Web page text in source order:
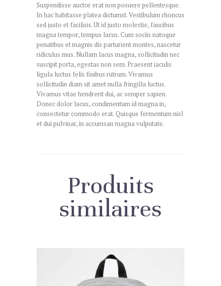
Suspendisse auctor erat non posuere pellentesque.
In hac habitasse platea dictumst. Vestibulum rhoncus
sed justo et facilisis. Ut id justo molestie, faucibus
magna tempor, tempus lacus. Cum sociis natoque
penatibus et magnis dis parturient montes, nascetur
ridiculus mus. Nullam lacus magna, sollicitudin nec
suscipit porta, egestas non sem. Praesent iaculis
ligula luctus felis finibus rutrum. Vivamus
sollicitudin diam sit amet nulla fringilla luctus.
Vivamus vitae hendrerit dui, ac semper sapien.
Donec dolor lacus, condimentum id magna in,
consectetur commodo erat. Quisque fermentum nisl
et dui pulvinar, in accumsan magna vulputate.
Produits
similaires